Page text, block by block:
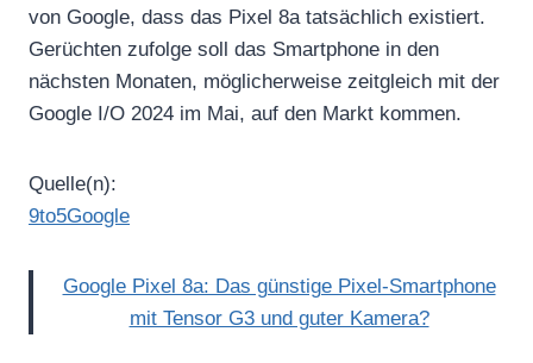
von Google, dass das Pixel 8a tatsächlich existiert.
Gerüchten zufolge soll das Smartphone in den
nächsten Monaten, möglicherweise zeitgleich mit der
Google I/O 2024 im Mai, auf den Markt kommen.
Quelle(n):
9to5Google
Google Pixel 8a: Das günstige Pixel-Smartphone
mit Tensor G3 und guter Kamera?